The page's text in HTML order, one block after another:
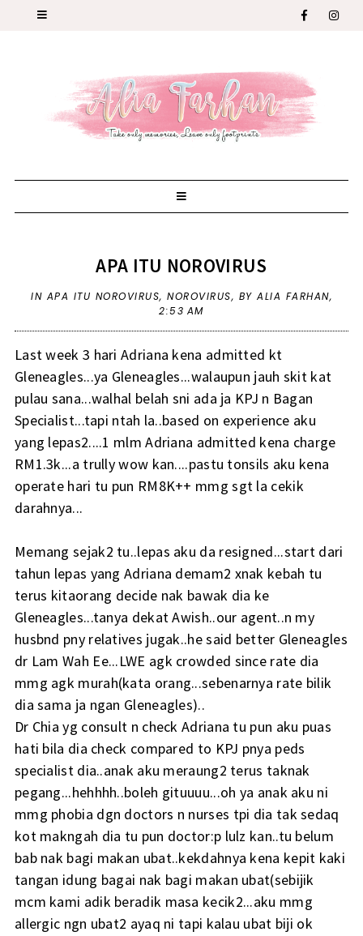
APA ITU NOROVIRUS
IN APA ITU NOROVIRUS, NOROVIRUS, BY ALIA FARHAN,
2:53 AM
Last week 3 hari Adriana kena admitted kt
Gleneagles...ya Gleneagles...walaupun jauh skit kat
pulau sana...walhal belah sni ada ja KPJ n Bagan
Specialist...tapi ntah la..based on experience aku
yang lepas2....1 mlm Adriana admitted kena charge
RM1.3k...a trully wow kan....pastu tonsils aku kena
operate hari tu pun RM8K++ mmg sgt la cekik
darahnya...
Memang sejak2 tu..lepas aku da resigned...start dari
tahun lepas yang Adriana demam2 xnak kebah tu
terus kitaorang decide nak bawak dia ke
Gleneagles...tanya dekat Awish..our agent..n my
husbnd pny relatives jugak..he said better Gleneagles
dr Lam Wah Ee...LWE agk crowded since rate dia
mmg agk murah(kata orang...sebenarnya rate bilik
dia sama ja ngan Gleneagles)..
Dr Chia yg consult n check Adriana tu pun aku puas
hati bila dia check compared to KPJ pnya peds
specialist dia..anak aku meraung2 terus taknak
pegang...hehhhh..boleh gituuuu...oh ya anak aku ni
mmg phobia dgn doctors n nurses tpi dia tak sedaq
kot makngah dia tu pun doctor:p lulz kan..tu belum
bab nak bagi makan ubat..kekdahnya kena kepit kaki
tangan idung bagai nak bagi makan ubat(sebijik
mcm kami adik beradik masa kecik2...aku mmg
allergic ngn ubat2 ayaq ni tapi kalau ubat biji ok